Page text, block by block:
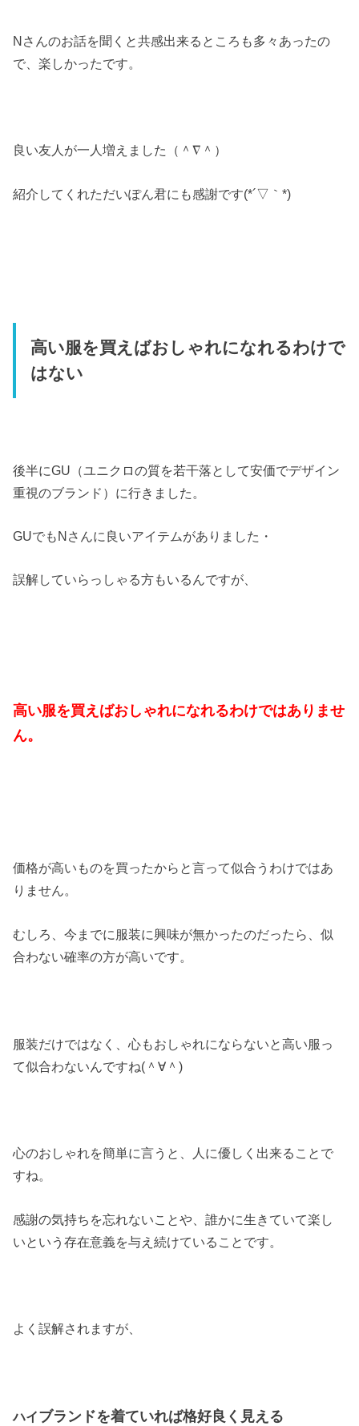
Nさんのお話を聞くと共感出来るところも多々あったの
で、楽しかったです。
良い友人が一人増えました（＾∇＾）
紹介してくれただいぽん君にも感謝です(*´▽｀*)
高い服を買えばおしゃれになれるわけで
はない
後半にGU（ユニクロの質を若干落として安価でデザイン
重視のブランド）に行きました。
GUでもNさんに良いアイテムがありました・
誤解していらっしゃる方もいるんですが、
高い服を買えばおしゃれになれるわけではありませ
ん。
価格が高いものを買ったからと言って似合うわけではあ
りません。
むしろ、今までに服装に興味が無かったのだったら、似
合わない確率の方が高いです。
服装だけではなく、心もおしゃれにならないと高い服っ
て似合わないんですね(＾∀＾)
心のおしゃれを簡単に言うと、人に優しく出来ることで
すね。
感謝の気持ちを忘れないことや、誰かに生きていて楽し
いという存在意義を与え続けていることです。
よく誤解されますが、
ハイブランドを着ていれば格好良く見える